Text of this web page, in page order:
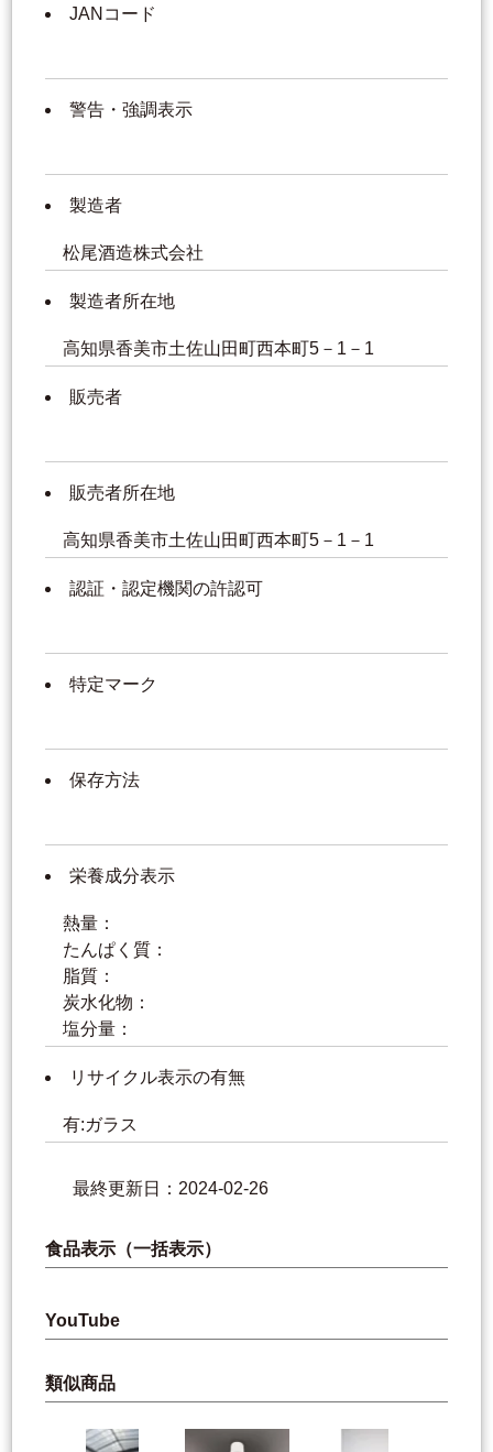
JANコード
警告・強調表示
製造者
松尾酒造株式会社
製造者所在地
高知県香美市土佐山田町西本町5－1－1
販売者
販売者所在地
高知県香美市土佐山田町西本町5－1－1
認証・認定機関の許認可
特定マーク
保存方法
栄養成分表示
熱量：
たんぱく質：
脂質：
炭水化物：
塩分量：
リサイクル表示の有無
有:ガラス
最終更新日：2024-02-26
食品表示（一括表示）
YouTube
類似商品